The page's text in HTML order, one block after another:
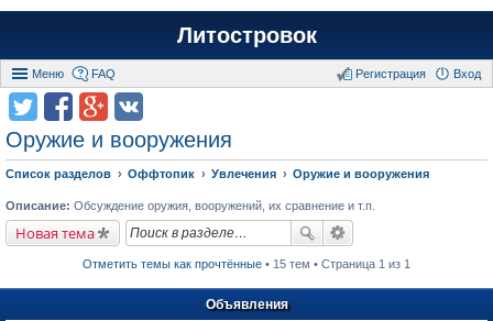
Литостровок
Меню FAQ Вход
Регистрация
Оружие и вооружения
Список разделов Оффтопик Увлечения Оружие и вооружения
Описание: Обсуждение оружия, вооружений, их сравнение и т.п.
Новая тема
Отметить темы как прочтённые • 15 тем • Страница 1 из 1
Объявления